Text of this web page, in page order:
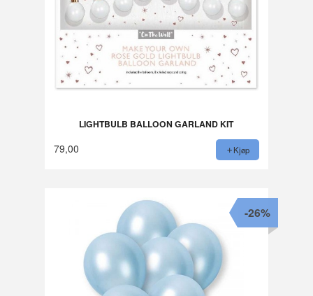
LIGHTBULB BALLOON GARLAND KIT
79,00 Kjøp
-26%